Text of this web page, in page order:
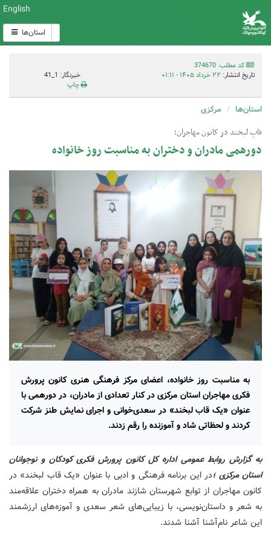
English
استان‌ها
کد مطلب: 374670
تاریخ انتشار: ۲۲ خرداد ۱۴۰۵ - ۰۱:۱۱
خبرنگار: 1_41
چاپ
استان‌ها مرکزی
قابِ لبخند در کانون مهاجران؛
دورهمی مادران و دختران به مناسبت روز خانواده
به مناسبت روز خانواده، اعضای مرکز فرهنگی هنری کانون پرورش
فکری مهاجران استان مرکزی در کنار تعدادی از مادران، در دورهمی با
عنوان «یک قاب لبخند» در سعدی‌خوانی و اجرای نمایش طنز شرکت
کردند و لحظاتی شاد و آموزنده را رقم زدند.
به گزارش روابط عمومی اداره کل کانون پرورش فکری کودکان و نوجوانان
استان مرکزی ؛در این برنامه فرهنگی و ادبی با عنوان «یک قاب لبخند» در
کانون مهاجران از توابع شهرستان شازند مادران به همراه دختران علاقه‌مند
به شعر و داستان‌نویسی، با زیبایی‌های شعر سعدی و آموزه‌های ارزشمند
این شاعر نام‌آشنا آشنا شدند.